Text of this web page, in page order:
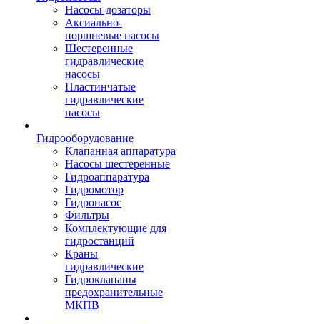
Насосы-дозаторы
Аксиально-
поршневые насосы
Шестеренные
гидравлические
насосы
Пластинчатые
гидравлические
насосы
Гидрооборудование
Клапанная аппаратура
Насосы шестеренные
Гидроаппаратура
Гидромотор
Гидронасос
Фильтры
Комплектующие для
гидростанций
Краны
гидравлические
Гидроклапаны
предохранительные
МКПВ